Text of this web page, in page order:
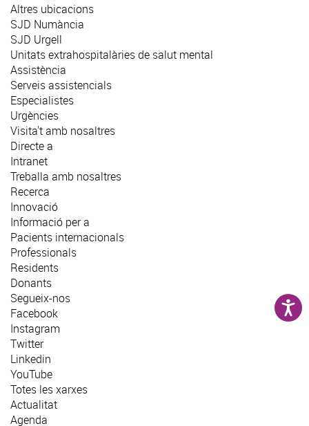
Altres ubicacions
SJD Numància
SJD Urgell
Unitats extrahospitalàries de salut mental
Assistència
Serveis assistencials
Especialistes
Urgències
Visita't amb nosaltres
Directe a
Intranet
Treballa amb nosaltres
Recerca
Innovació
Informació per a
Pacients internacionals
Professionals
Residents
Donants
Segueix-nos
Facebook
Instagram
Twitter
Linkedin
YouTube
Totes les xarxes
Actualitat
Agenda